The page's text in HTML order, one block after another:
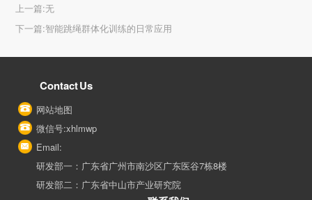
上一篇:无
下一篇:智能跳绳群体化训练的日常应用
Contact Us
网站地图
微信号:xhlmwp
Email:
研发部一：广东省广州市南沙区广东医谷7栋8楼
研发部二：广东省中山市产业研究院